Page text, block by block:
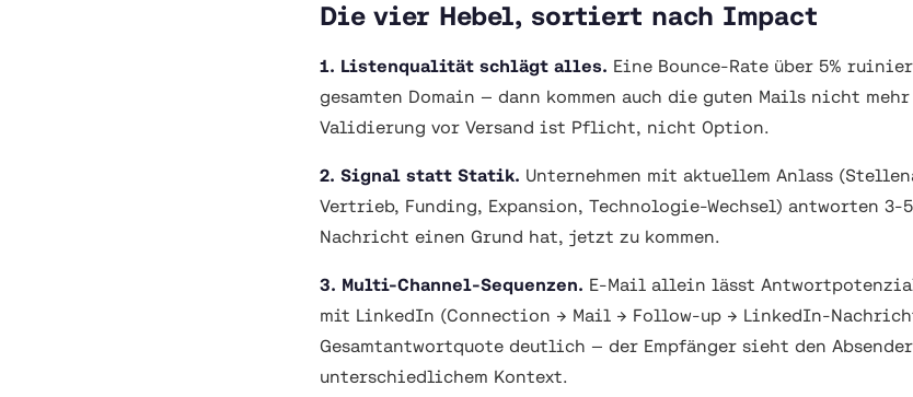
Die vier Hebel, sortiert nach Impact
1. Listenqualität schlägt alles. Eine Bounce-Rate über 5%
gesamten Domain — dann kommen auch die guten Mails nicht
Validierung vor Versand ist Pflicht, nicht Option.
2. Signal statt Statik. Unternehmen mit aktuellem Anlass
Vertrieb, Funding, Expansion, Technologie-Wechsel) antworten
Nachricht einen Grund hat, jetzt zu kommen.
3. Multi-Channel-Sequenzen. E-Mail allein lässt
mit LinkedIn (Connection → Mail → Follow-up → LinkedIn-
Gesamtantwortquote deutlich — der Empfänger sieht den
unterschiedlichem Kontext.